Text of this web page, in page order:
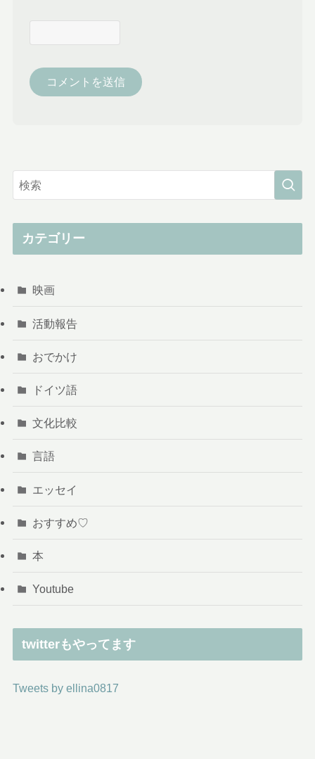
カテゴリー
映画
活動報告
おでかけ
ドイツ語
文化比較
言語
エッセイ
おすすめ♡
本
Youtube
twitterもやってます
Tweets by ellina0817